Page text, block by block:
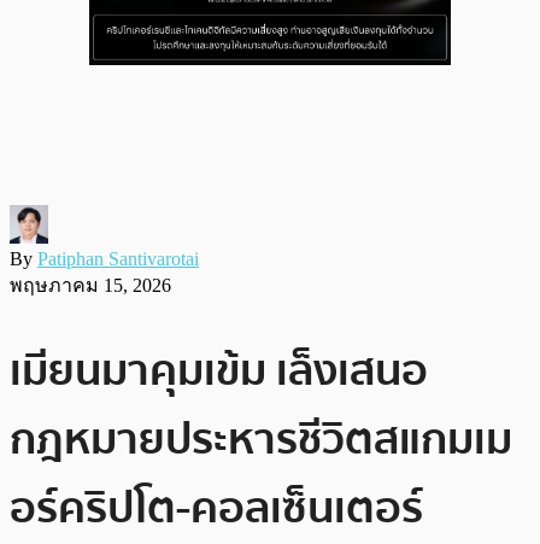
By Patiphan Santivarotai
พฤษภาคม 15, 2026
เมียนมาคุมเข้ม เล็งเสนอ
กฎหมายประหารชีวิตสแกมเม
อร์คริปโต-คอลเซ็นเตอร์